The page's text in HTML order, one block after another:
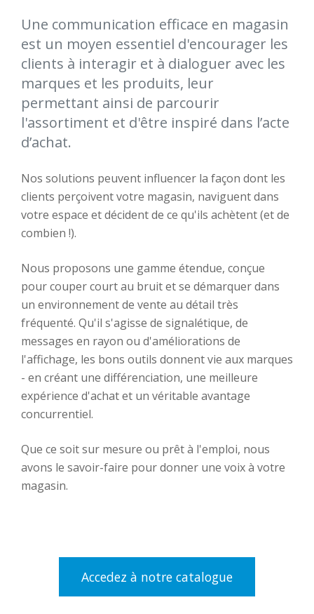
Une communication efficace en magasin
est un moyen essentiel d'encourager les
clients à interagir et à dialoguer avec les
marques et les produits, leur
permettant ainsi de parcourir
l'assortiment et d'être inspiré dans l’acte
d’achat.
Nos solutions peuvent influencer la façon dont les
clients perçoivent votre magasin, naviguent dans
votre espace et décident de ce qu'ils achètent (et de
combien !).
Nous proposons une gamme étendue, conçue
pour couper court au bruit et se démarquer dans
un environnement de vente au détail très
fréquenté. Qu'il s'agisse de signalétique, de
messages en rayon ou d'améliorations de
l'affichage, les bons outils donnent vie aux marques
- en créant une différenciation, une meilleure
expérience d'achat et un véritable avantage
concurrentiel.
Que ce soit sur mesure ou prêt à l'emploi, nous
avons le savoir-faire pour donner une voix à votre
magasin.
Accedez à notre catalogue